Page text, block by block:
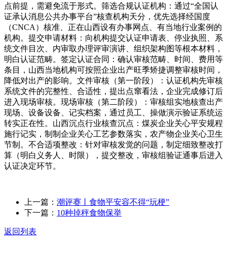
点前提，需避免流于形式。筛选合规认证机构：通过“全国认
证承认消息公共办事平台”核查机构天分，优先选择经国度
（CNCA）核准、正在山西设有办事网点、有当地行业案例的
机构。提交申请材料：向机构提交认证申请表、停业执照、系
统文件目次、内审取办理评审演讲、组织架构图等根本材料，
明白认证范畴。签定认证合同：确认审核范畴、时间、费用等
条目，山西当地机构可按照企业出产旺季矫捷调整审核时间，
降低对出产的影响。文件审核（第一阶段）：认证机构先审核
系统文件的完整性、合适性，提出点窜看法，企业完成修订后
进入现场审核。现场审核（第二阶段）：审核组实地核查出产
现场、设备设备、记实档案，通过员工、操做演示验证系统运
转实正在性。山西沉点行业核查沉点：煤炭企业关心平安规程
施行记实，制制企业关心工艺参数落实，农产物企业关心卫生
节制。不合适项整改：针对审核发觉的问题，制定细致整改打
算（明白义务人、时限），提交整改，审核组验证通事后进入
认证决定环节。
上一篇： 潮评赛丨食物平安容不得“玩梗”
下一篇： 10种掉秤食物保举
返回列表